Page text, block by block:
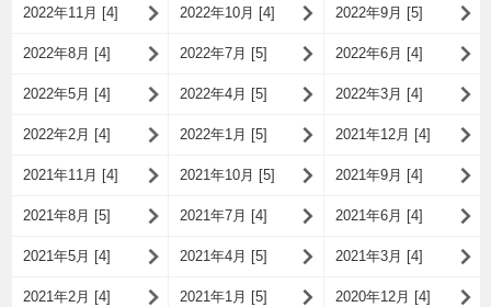
2022年11月 [4] 2022年10月 [4] 2022年9月 [5]
2022年8月 [4] 2022年7月 [5] 2022年6月 [4]
2022年5月 [4] 2022年4月 [5] 2022年3月 [4]
2022年2月 [4] 2022年1月 [5] 2021年12月 [4]
2021年11月 [4] 2021年10月 [5] 2021年9月 [4]
2021年8月 [5] 2021年7月 [4] 2021年6月 [4]
2021年5月 [4] 2021年4月 [5] 2021年3月 [4]
2021年2月 [4] 2021年1月 [5] 2020年12月 [4]